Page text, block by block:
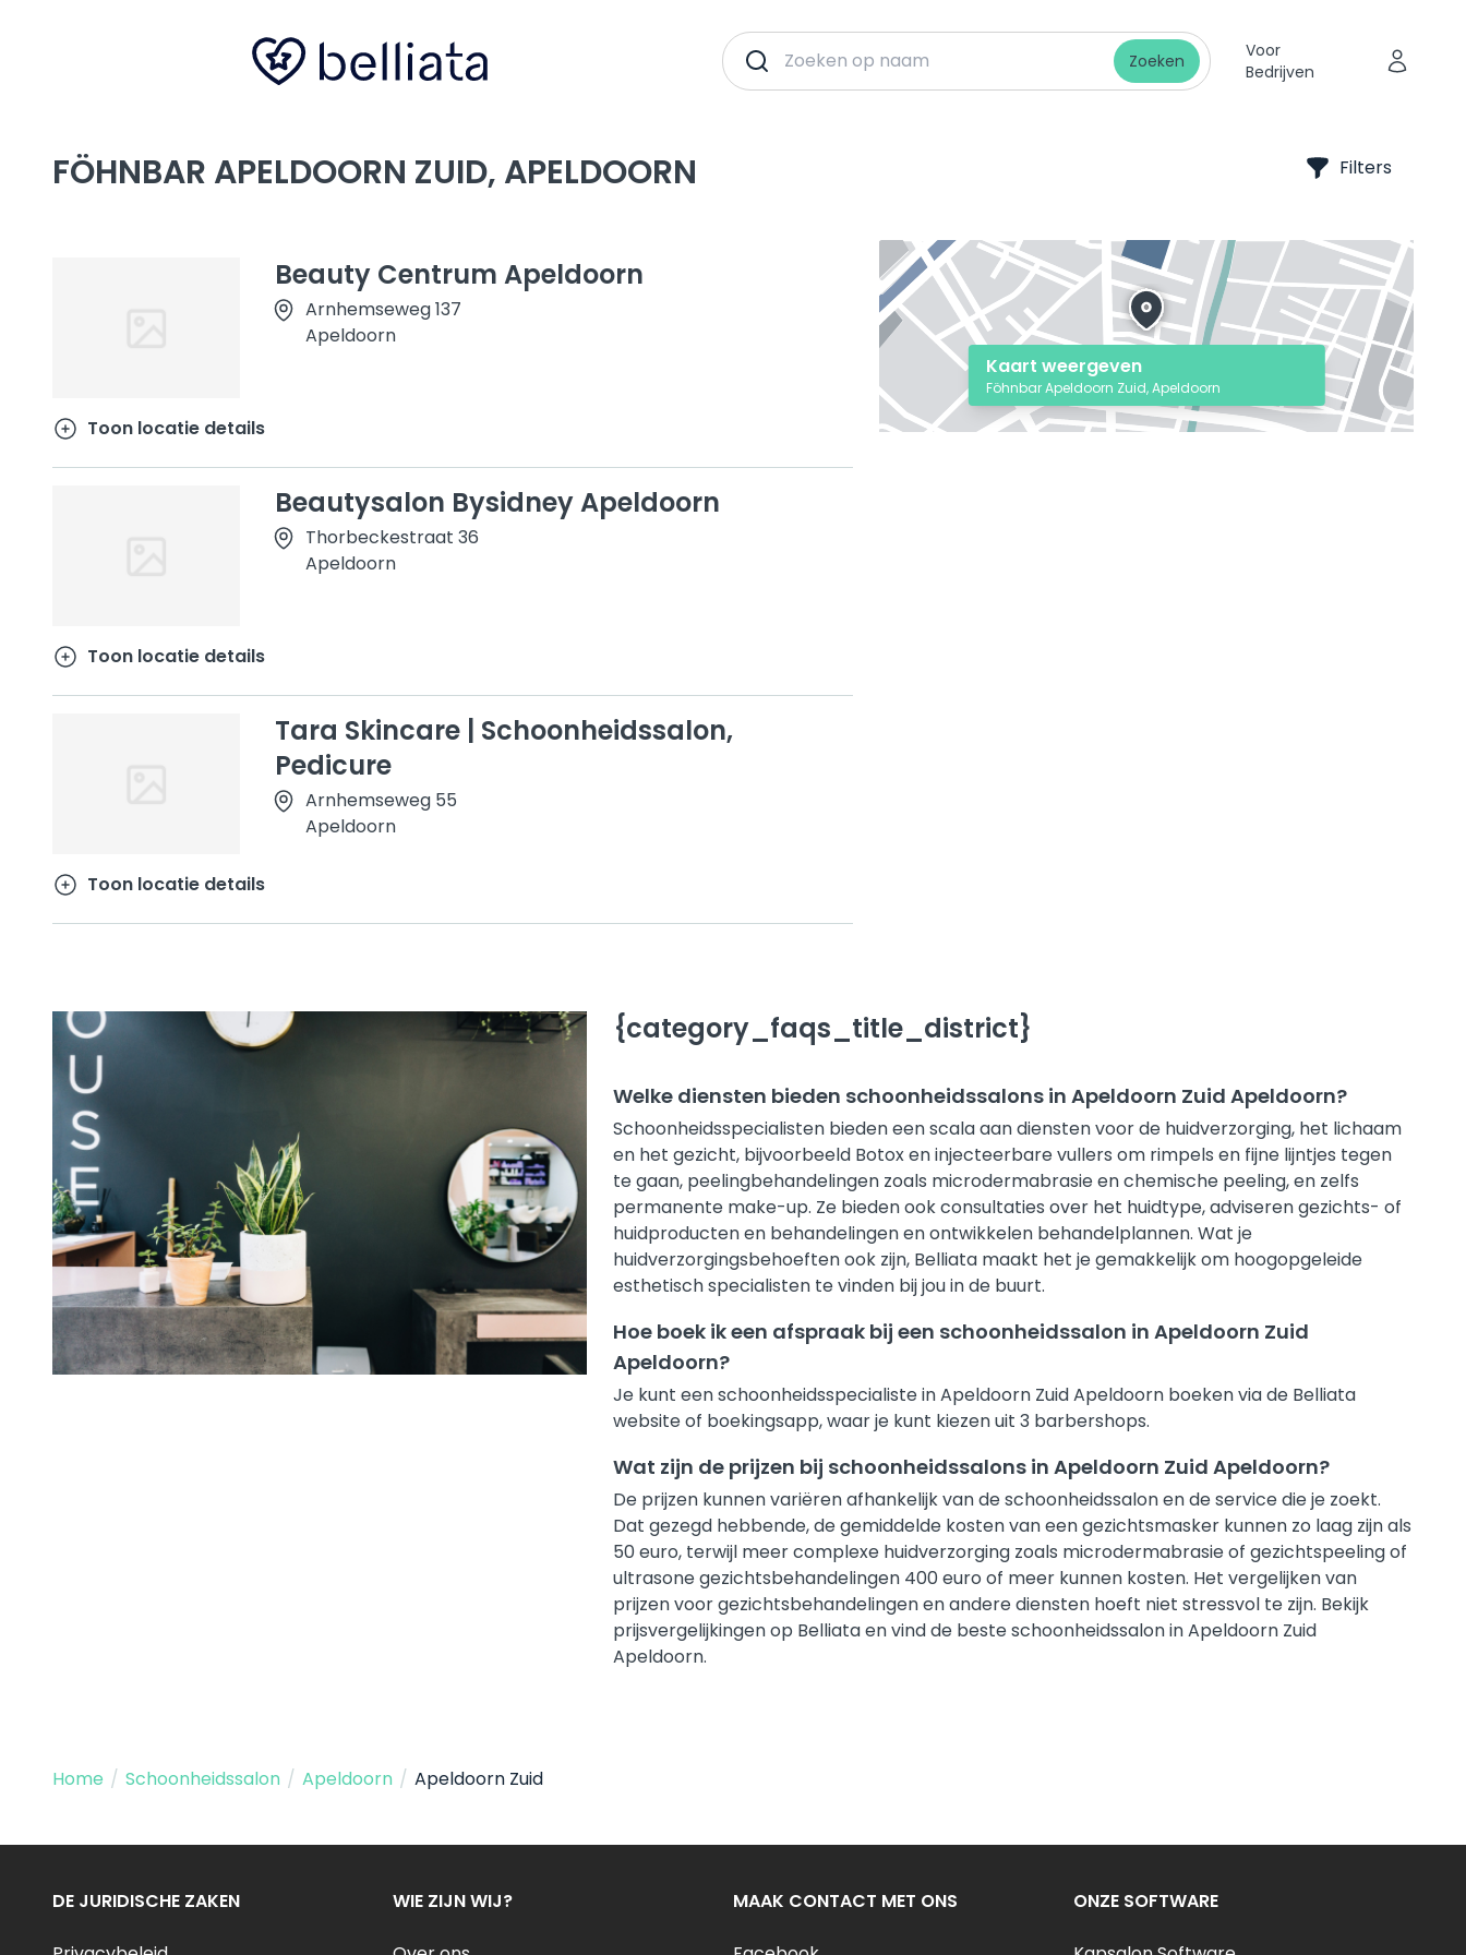
Zoeken
Voor
Bedrijven
FÖHNBAR APELDOORN ZUID, APELDOORN Filters
Beauty Centrum Apeldoorn
Arnhemseweg 137
Apeldoorn
Toon locatie details
Beautysalon Bysidney Apeldoorn
Thorbeckestraat 36
Apeldoorn
Toon locatie details
Tara Skincare | Schoonheidssalon,
Pedicure
Arnhemseweg 55
Apeldoorn
Toon locatie details
Kaart weergeven
Föhnbar Apeldoorn Zuid, Apeldoorn
{category_faqs_title_district}
Welke diensten bieden schoonheidssalons in Apeldoorn Zuid Apeldoorn?
Schoonheidsspecialisten bieden een scala aan diensten voor de huidverzorging, het lichaam
en het gezicht, bijvoorbeeld Botox en injecteerbare vullers om rimpels en fijne lijntjes tegen
te gaan, peelingbehandelingen zoals microdermabrasie en chemische peeling, en zelfs
permanente make-up. Ze bieden ook consultaties over het huidtype, adviseren gezichts- of
huidproducten en behandelingen en ontwikkelen behandelplannen. Wat je
huidverzorgingsbehoeften ook zijn, Belliata maakt het je gemakkelijk om hoogopgeleide
esthetisch specialisten te vinden bij jou in de buurt.
Hoe boek ik een afspraak bij een schoonheidssalon in Apeldoorn Zuid
Apeldoorn?
Je kunt een schoonheidsspecialiste in Apeldoorn Zuid Apeldoorn boeken via de Belliata
website of boekingsapp, waar je kunt kiezen uit 3 barbershops.
Wat zijn de prijzen bij schoonheidssalons in Apeldoorn Zuid Apeldoorn?
De prijzen kunnen variëren afhankelijk van de schoonheidssalon en de service die je zoekt.
Dat gezegd hebbende, de gemiddelde kosten van een gezichtsmasker kunnen zo laag zijn als
50 euro, terwijl meer complexe huidverzorging zoals microdermabrasie of gezichtspeeling of
ultrasone gezichtsbehandelingen 400 euro of meer kunnen kosten. Het vergelijken van
prijzen voor gezichtsbehandelingen en andere diensten hoeft niet stressvol te zijn. Bekijk
prijsvergelijkingen op Belliata en vind de beste schoonheidssalon in Apeldoorn Zuid
Apeldoorn.
Home / Schoonheidssalon / Apeldoorn / Apeldoorn Zuid
DE JURIDISCHE ZAKEN WIE ZIJN WIJ? MAAK CONTACT MET ONS ONZE SOFTWARE